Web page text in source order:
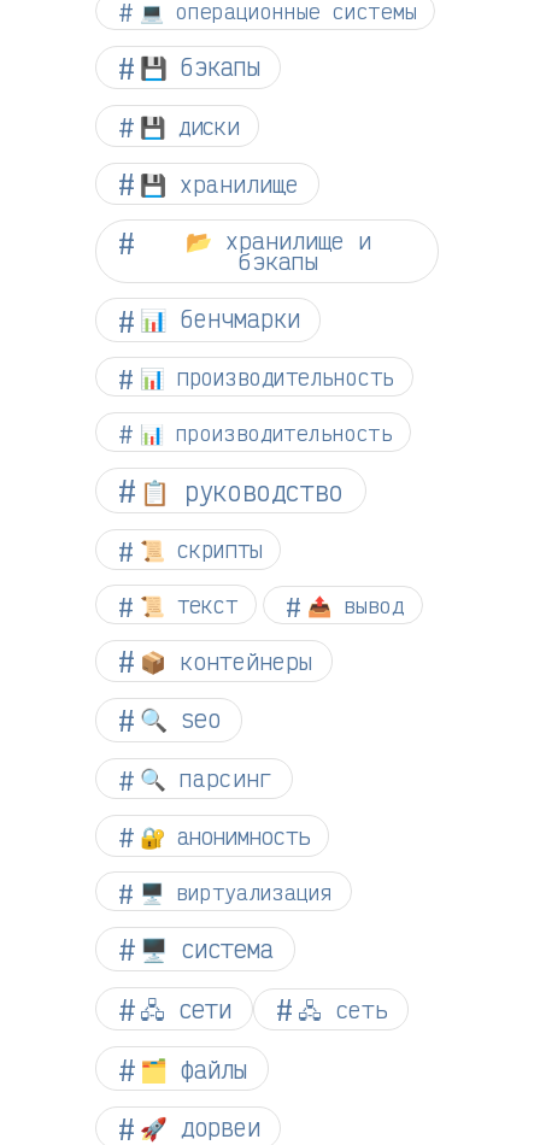
💻 операционные системы
💾 бэкапы
💾 диски
💾 хранилище
📂 хранилище и
бэкапы
📊 бенчмарки
📊 производительность
📊 производительность
📋 руководство
📜 скрипты
📜 текст 📤 вывод
📦 контейнеры
🔍 seo
🔍 парсинг
🔐 анонимность
🖥️ виртуализация
🖥️ система
🖧 сети
🖧 сеть
🗂️ файлы
🚀 дорвеи